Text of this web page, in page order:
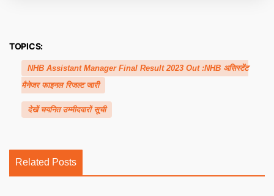
TOPICS:
NHB Assistant Manager Final Result 2023 Out :NHB असिस्टेंट
मैनेजर फाइनल रिजल्ट जारी
देखें चयनित उम्मीदवारों सूची
Related Posts